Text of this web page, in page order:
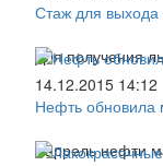
Стаж для выхода
Для получения
14.12.2015 14:12
Нефть обновила
Баррель нефти